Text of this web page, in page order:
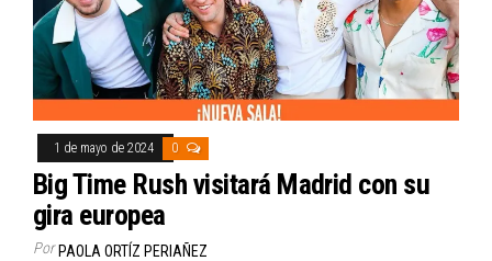
1 de mayo de 2024 0
Big Time Rush visitará Madrid con su
gira europea
Por PAOLA ORTÍZ PERIAÑEZ